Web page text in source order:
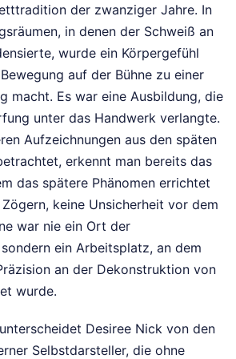
der zwanziger Jahre. In
in denen der Schweiß an
wurde ein Körpergefühl
auf der Bühne zu einer
macht. Es war eine Ausbildung, die
unter das Handwerk verlangte.
Aufzeichnungen aus den späten
erkennt man bereits das
das spätere Phänomen errichtet
keine Unsicherheit vor dem
war nie ein Ort der
ein Arbeitsplatz, an dem
an der Dekonstruktion von
wurde.
Desiree Nick von den
Selbstdarsteller, die ohne